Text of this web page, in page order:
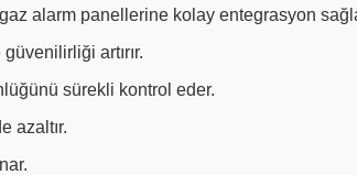
alarm panellerine kolay entegrasyon
artırır.
sürekli kontrol eder.
azaltır.